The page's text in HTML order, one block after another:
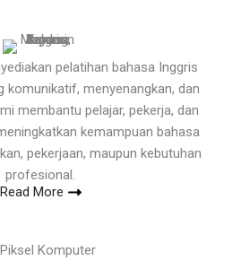
pelatihan bahasa Inggris
komunikatif, menyenangkan, dan
membantu pelajar, pekerja, dan
kemampuan bahasa
pekerjaan, maupun kebutuhan
profesional.
Read More